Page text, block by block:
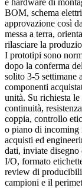
BOM, schema
approvazione così
messa a terra,
rilasciare la
I prototipi sono
dopo la conferma
solito 3-5 settimane
componenti
unità. Su richiesta
continuità,
coppia, controllo
o piano di incoming
acquisti ed
dati, inviate
I/O, formato
review di
campioni e il